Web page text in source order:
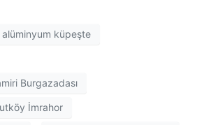
küpeşte
Burgazadası
İmrahor